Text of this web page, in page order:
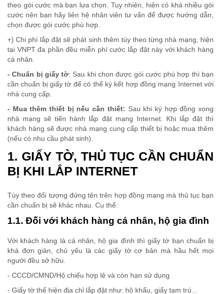
theo gói cước mà bạn lựa chọn. Tuy nhiên, hiện có khá nhiều gói
cước nên bạn hãy liên hệ nhân viên tư vấn để được hướng dẫn,
chọn được gói cước phù hợp.
+) Chi phí lắp đặt sẽ phát sinh thêm tùy theo từng nhà mạng, hiện
tại VNPT đa phần đều miễn phí cước lắp đặt này với khách hàng
cá nhân.
- Chuẩn bị giấy tờ: Sau khi chọn được gói cước phù hợp thì bạn
cần chuẩn bị giấy tờ để có thể ký kết hợp đồng mạng Internet với
nhà cung cấp.
- Mua thêm thiết bị nếu cần thiết: Sau khi ký hợp đồng xong
nhà mạng sẽ tiến hành lắp đặt mạng Internet. Khi lắp đặt thì
khách hàng sẽ được nhà mạng cung cấp thiết bị hoặc mua thêm
(nếu có nhu cầu phát sinh).
1. GIẤY TỜ, THỦ TỤC CẦN CHUẨN
BỊ KHI LẮP INTERNET
Tùy theo đối tượng đứng tên trên hợp đồng mạng mà thủ tục bạn
cần chuẩn bị sẽ khác nhau. Cụ thể:
1.1. Đối với khách hàng cá nhân, hộ gia đình
Với khách hàng là cá nhân, hộ gia đình thì giấy tờ bạn chuẩn bị
khá đơn giản, chủ yếu là các giấy tờ cơ bản mà hầu hết mọi
người đều sở hữu.
- CCCD/CMND/Hộ chiếu hợp lệ và còn hạn sử dụng
- Giấy tờ thể hiện địa chỉ lắp đặt như: hộ khẩu, giấy tạm trú...